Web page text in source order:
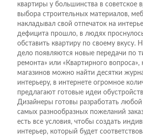
квартиры у большинства в советское
выбора строительных материалов,
накладывал свой отпечаток на
дефицита прошло, в людях
обставить квартиру по своему вкусу.
дело появляются новые передачи по
ремонта» или «Квартирного вопроса»,
магазинов можно найти десятки
интерьеру, в интернете огромное
предлагают готовые идеи
Дизайнеры готовы разработать любой
самых разнообразных пожеланий
есть все условия, чтобы создать
интерьер, который будет